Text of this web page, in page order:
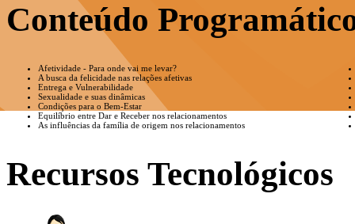
Conteúdo
Afetividade - Para onde vai me levar?
A busca da felicidade nas relações afetivas
Entrega e Vulnerabilidade
Sexualidade e suas dinâmicas
Condições para o Bem-Estar
Equilíbrio entre Dar e Receber nos relacionamentos
As influências da família de origem nos relacionamentos
Recursos Tecnológicos